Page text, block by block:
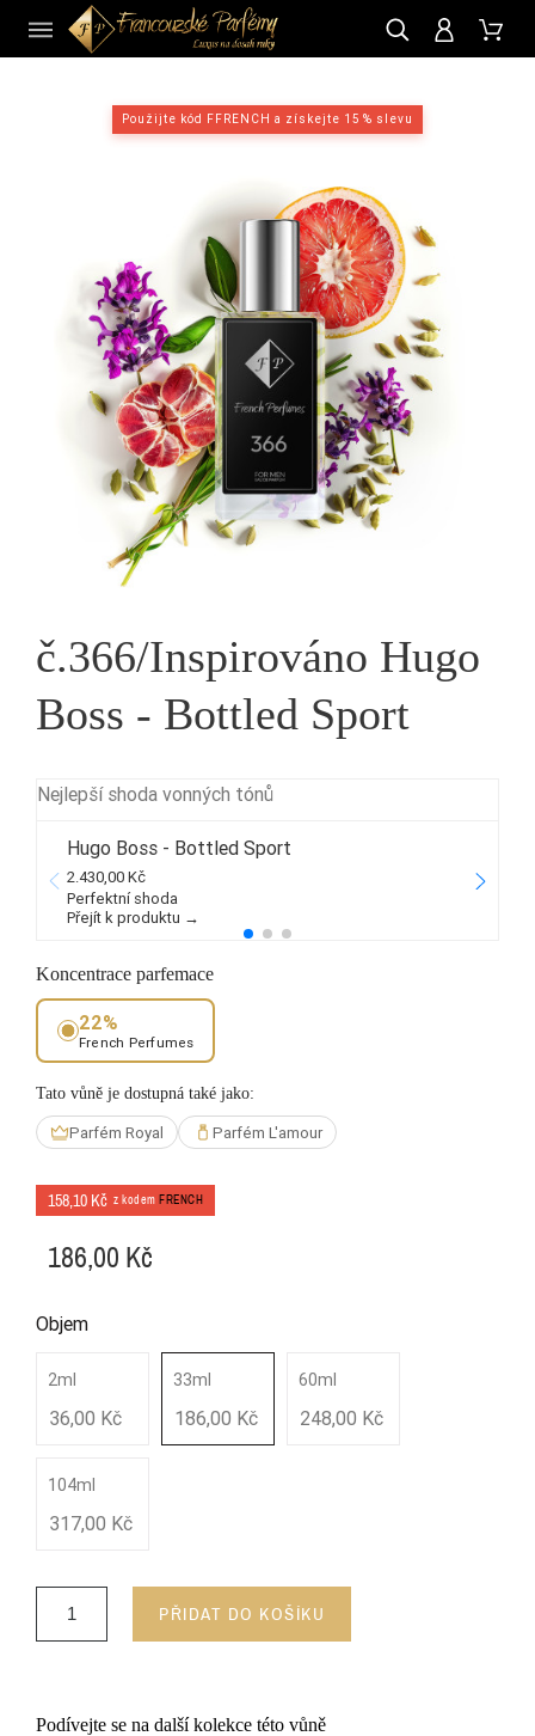
Použijte kód FFRENCH a získejte 15 % slevu
č.366/Inspirováno Hugo
Boss - Bottled Sport
Nejlepší shoda vonných tónů
Hugo Boss - Bottled Sport
2.430,00 Kč
Perfektní shoda
Přejít k produktu →
Koncentrace parfemace
22%
French Perfumes
Tato vůně je dostupná také jako:
Parfém Royal Parfém L'amour
158,10 Kč z kodem FRENCH
186,00 Kč
Objem
2ml
36,00 Kč
33ml
186,00 Kč
60ml
248,00 Kč
104ml
317,00 Kč
PŘIDAT DO KOŠÍKU
Podívejte se na další kolekce této vůně
CZ